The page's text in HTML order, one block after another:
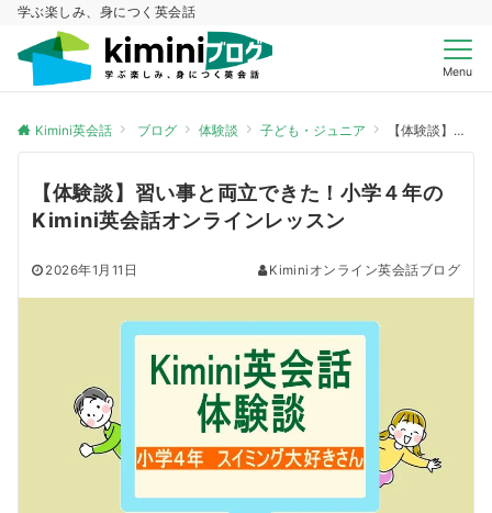
学ぶ楽しみ、身につく英会話
Menu
Kimini英会話 ブログ 体験談 子ども・ジュニア 【体験談】習い事と両立できた！小学４年のKimini英会話オンラインレッスン
【体験談】習い事と両立できた！小学４年の
Kimini英会話オンラインレッスン
2026年1月11日 Kiminiオンライン英会話ブログ